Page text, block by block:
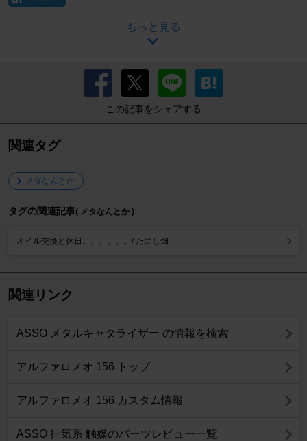
もっと見る
この記事をシェアする
関連タグ
メタなんとか
タグの関連記事( メタなんとか )
オイル交換と休日。。。。。。/ たにし畑
関連リンク
ASSO メタルキャタライザー の情報を検索
アルファロメオ 156 トップ
アルファロメオ 156 カスタム情報
ASSO 排気系 触媒のパーツレビュー一覧